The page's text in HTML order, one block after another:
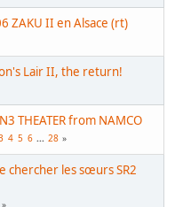
ZAKU II en Alsace (rt)
Lair II, the return!
THEATER from NAMCO
4 5 6 ... 28
chercher les sœurs SR2